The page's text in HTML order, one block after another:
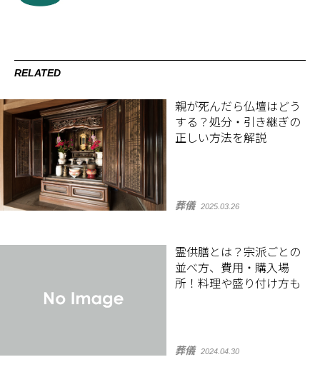
RELATED
親が死んだら仏壇はどう
する？処分・引き継ぎの
正しい方法を解説
葬儀 2025.03.26
霊供膳とは？宗派ごとの
並べ方、費用・購入場
所！料理や盛り付け方も
葬儀 2024.04.30